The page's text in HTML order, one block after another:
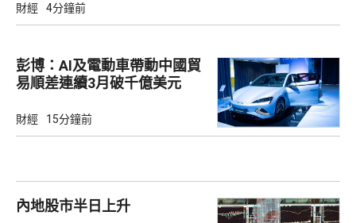
財經 4分鐘前
彭博：AI及電動車帶動中國貿
易順差連續3月破千億美元
財經 15分鐘前
內地股市半日上升